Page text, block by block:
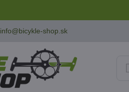
info@bicykle-shop.sk